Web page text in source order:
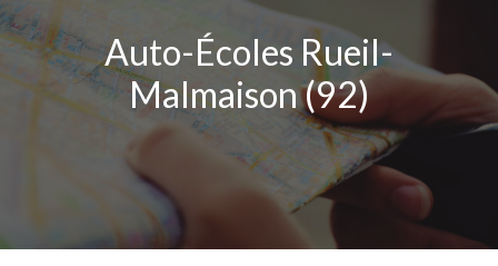
Auto-Écoles Rueil-
Malmaison (92)